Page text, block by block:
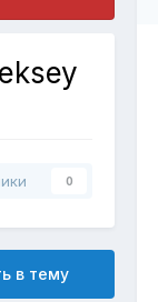
0
в тему